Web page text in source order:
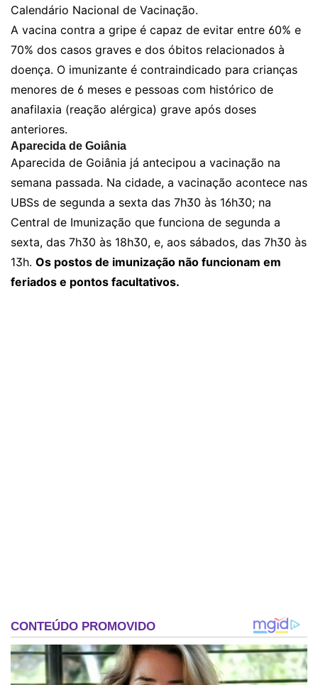
Calendário Nacional de Vacinação.
A vacina contra a gripe é capaz de evitar entre 60% e
70% dos casos graves e dos óbitos relacionados à
doença. O imunizante é contraindicado para crianças
menores de 6 meses e pessoas com histórico de
anafilaxia (reação alérgica) grave após doses
anteriores.
Aparecida de Goiânia
Aparecida de Goiânia já antecipou a vacinação na
semana passada. Na cidade, a vacinação acontece nas
UBSs de segunda a sexta das 7h30 às 16h30; na
Central de Imunização que funciona de segunda a
sexta, das 7h30 às 18h30, e, aos sábados, das 7h30 às
13h. Os postos de imunização não funcionam em
feriados e pontos facultativos.